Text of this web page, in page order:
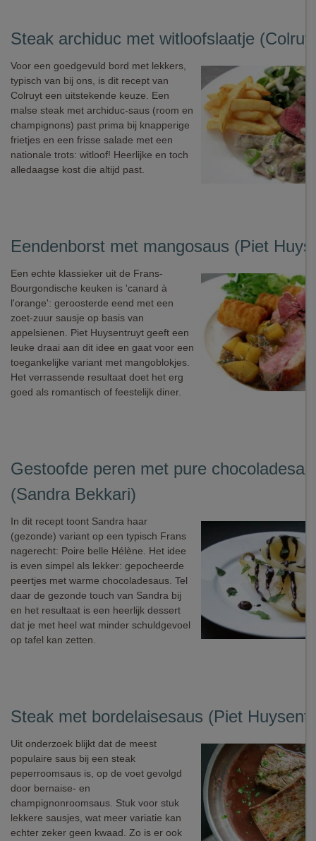
Steak archiduc met witloofslaatje
Voor een goedgevuld bord met lekkers,
typisch van bij ons, is dit recept van
Colruyt een uitstekende keuze. Een
malse steak met archiduc-saus (room en
champignons) past prima bij knapperige
frietjes en een frisse salade met een
nationale trots: witloof! Heerlijke en toch
alledaagse kost die altijd past.
Eendenborst met mangosaus (Piet
Een echte klassieker uit de Frans-
Bourgondische keuken is 'canard à
l'orange': geroosterde eend met een
zoet-zuur sausje op basis van
appelsienen. Piet Huysentruyt geeft een
leuke draai aan dit idee en gaat voor een
toegankelijke variant met mangoblokjes.
Het verrassende resultaat doet het erg
goed als romantisch of feestelijk diner.
Gestoofde peren met pure
(Sandra Bekkari)
In dit recept toont Sandra haar
(gezonde) variant op een typisch Frans
nagerecht: Poire belle Hélène. Het idee
is even simpel als lekker: gepocheerde
peertjes met warme chocoladesaus. Tel
daar de gezonde touch van Sandra bij
en het resultaat is een heerlijk dessert
dat je met heel wat minder schuldgevoel
op tafel kan zetten.
Steak met bordelaisesaus (Piet
Uit onderzoek blijkt dat de meest
populaire saus bij een steak
peperroomsaus is, op de voet gevolgd
door bernaise- en
champignonroomsaus. Stuk voor stuk
lekkere sausjes, wat meer variatie kan
echter zeker geen kwaad. Zo is er ook